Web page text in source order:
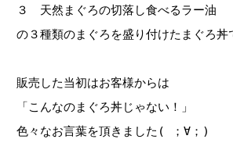
３ 天然まぐろの切落し食べるラー油
の３種類のまぐろを盛り付けたまぐろ丼
販売した当初はお客様からは
「こんなのまぐろ丼じゃない！」
色々なお言葉を頂きました( ；∀；)